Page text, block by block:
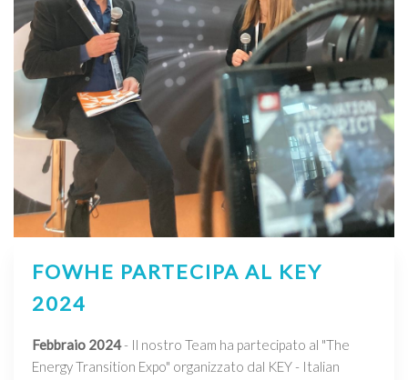
FOWHE PARTECIPA AL KEY
2024
Febbraio 2024- Il nostro Team ha partecipato al "The
Energy Transition Expo" organizzato dal KEY - Italian